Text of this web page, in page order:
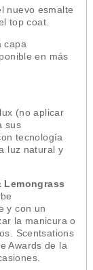
nuevo esmalte
top coat.
capa
en más
(no aplicar
sus
tecnología
luz natural y
Lemongrass
y con un
la manicura o
Scentsations
Awards de la